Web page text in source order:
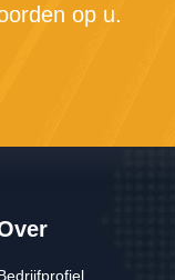
op u.